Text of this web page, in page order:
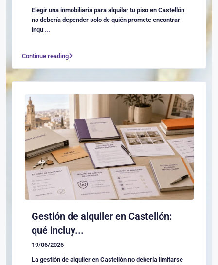
Elegir una inmobiliaria para alquilar tu piso en Castellón
no debería depender solo de quién promete encontrar
inqu ...
Continue reading
Gestión de alquiler en Castellón:
qué incluy...
19/06/2026
La gestión de alquiler en Castellón no debería limitarse